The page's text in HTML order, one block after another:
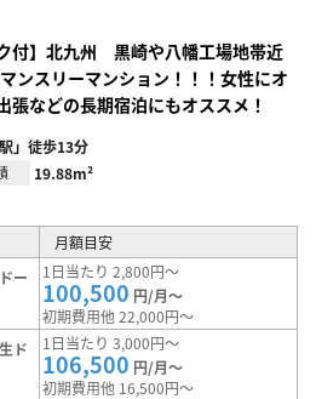
付】北九州 黒崎や八幡工場地帯近
ンスリーマンション！！！女性にオ
張などの長期宿泊にもオススメ！
」徒歩13分
19.88m²
月額目安
ー
1日当たり 2,800円～
100,500 円/月～
初期費用他 22,000円～
ド
1日当たり 3,000円～
106,500 円/月～
初期費用他 16,500円～